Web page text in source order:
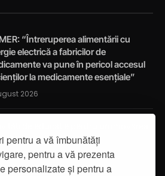
pentru a vă îmbunătăți
pentru a vă prezenta
personalizate și pentru a
“Întreruperea alimentării cu
electrică a fabricilor de
va pune în pericol accesul
la medicamente esențiale”
2026
2026